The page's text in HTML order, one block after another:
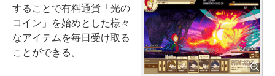
することで有料通貨「光の
コイン」を始めとした様々
なアイテムを毎日受け取る
ことができる。